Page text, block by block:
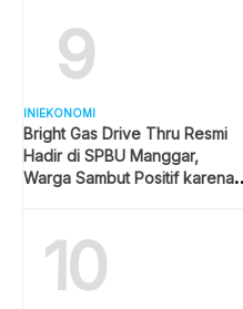
9
INIEKONOMI
Bright Gas Drive Thru Resmi
Hadir di SPBU Manggar,
Warga Sambut Positif karena
10